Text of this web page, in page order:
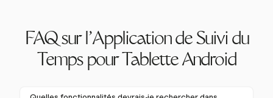
FAQ sur l'Application de Suivi du
Temps pour Tablette Android